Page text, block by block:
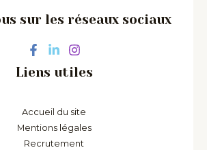
sur les réseaux sociaux
Liens utiles
Accueil du site
Mentions légales
Recrutement